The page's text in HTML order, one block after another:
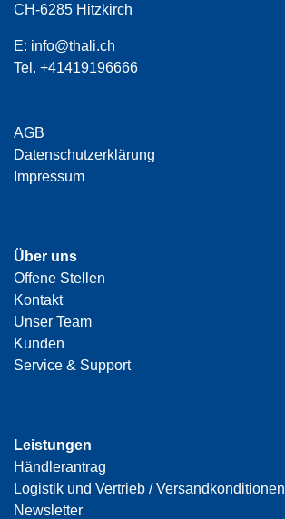
CH-6285 Hitzkirch
E: info@thali.ch
Tel. +41419196666
AGB
Datenschutzerklärung
Impressum
Über uns
Offene Stellen
Kontakt
Unser Team
Kunden
Service & Support
Leistungen
Händlerantrag
Logistik und Vertrieb / Versandkonditionen
Newsletter